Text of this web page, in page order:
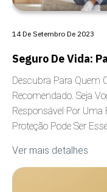
Seguro De Vida:
Descubra Para Quem
Recomendado. Seja
Responsável Por
Proteção Pode Ser
Ver mais detalhes
14 De Setembro De 2023